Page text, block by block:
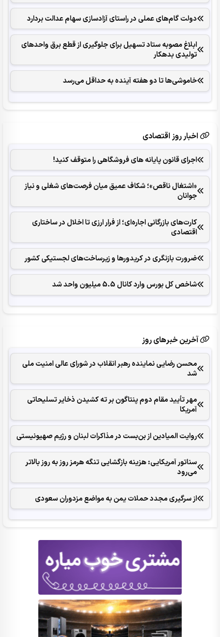
دولت گام‌های عملی در راستای آزادسازی سهام عدالت بردارد
ابلاغ مصوبه ستاد تسهیل برای جلوگیری از قطع برق واحدهای
تولیدی بدهکار
خاموشی‌ها تا دو هفته آینده به حداقل می‌رسد
اخبار روز اقتصادی
اجرای قانون پایانه های فروشگاهی را متوقف کنید!
«اشتغال ناقص»؛ شکاف عمیق میان فرصت‌های شغلی و نیاز
جوانان
کارت‌های بازرگانی اجاره‌ای؛ از فرار ارزی تا اخلال در ساختاری
اقتصادی
ضرورت بازنگری در کریدورها و زیرساخت‌های لجستیکی کشور
شاخص کل بورس وارد کانال 5.5 میلیون واحد شد
آخرین خبرهای روز
محسن رضایی نماینده رهبر انقلاب در شورای عالی امنیت ملی
شد
مهر تأیید مقام دوم پنتاگون بر ته کشیدن ذخایر تسلیحاتی
آمریکا
روایت المیادین از بن‌بست در مذاکرات لبنان و رژیم صهیونیستی
سناتور آمریکایی: هزینه بازگشایی تنگه هرمز روز به روز بالاتر
می‌رود
از سرگیری مجدد حملات یمن به مواضع مزدوران سعودی